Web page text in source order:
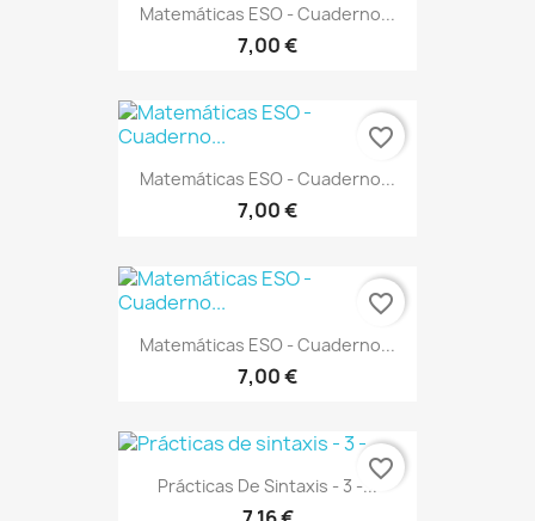
Matemáticas ESO - Cuaderno...
7,00 €
Matemáticas ESO - Cuaderno...
7,00 €
favorite_border
Matemáticas ESO - Cuaderno...
7,00 €
favorite_border
Prácticas De Sintaxis - 3 -...
favorite_border